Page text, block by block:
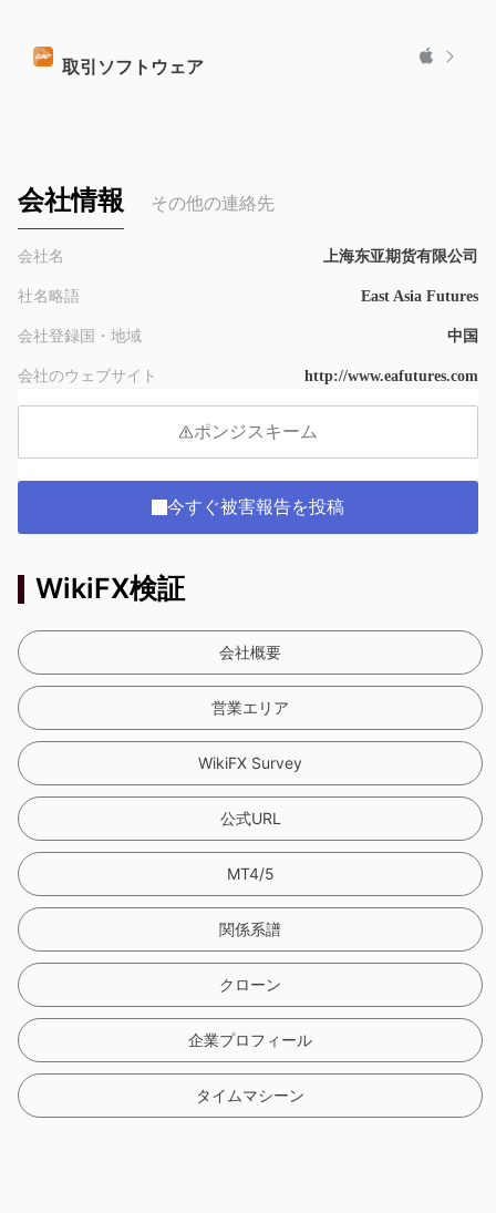
取引ソフトウェア
会社情報 その他の連絡先
会社名 上海东亚期货有限公司
社名略語 East Asia Futures
会社登録国・地域 中国
会社のウェブサイト http://www.eafutures.com
ポンジスキーム
今すぐ被害報告を投稿
WikiFX検証
会社概要
営業エリア
WikiFX Survey
公式URL
MT4/5
関係系譜
クローン
企業プロフィール
タイムマシーン